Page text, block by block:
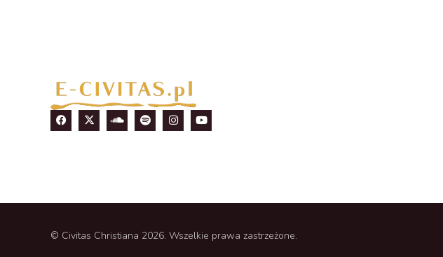
© Civitas Christiana 2026. Wszelkie prawa zastrzeżone.